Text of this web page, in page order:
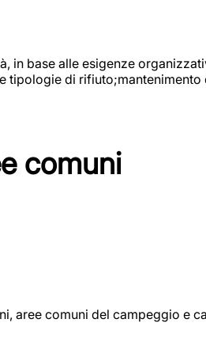
in base alle esigenze
di
comuni
aree comuni del campeggio e